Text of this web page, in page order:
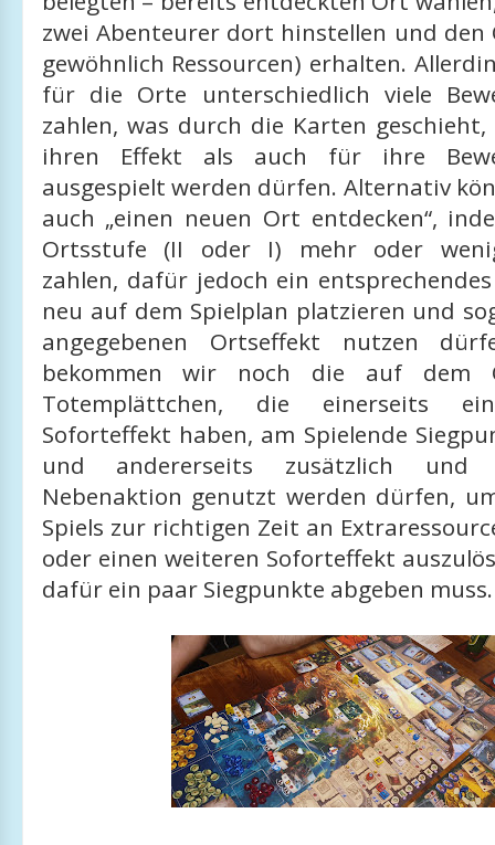
zwei Abenteurer dort hinstellen und
gewöhnlich Ressourcen) erhalten.
für die Orte unterschiedlich viele
zahlen, was durch die Karten
ihren Effekt als auch für ihre
ausgespielt werden dürfen. Alternativ
auch „einen neuen Ort entdecken“,
Ortsstufe (II oder I) mehr oder
zahlen, dafür jedoch ein
neu auf dem Spielplan platzieren und
angegebenen Ortseffekt nutzen
bekommen wir noch die auf dem
Totemplättchen, die einerseits
Soforteffekt haben, am Spielende
und andererseits zusätzlich und
Nebenaktion genutzt werden dürfen,
Spiels zur richtigen Zeit an
oder einen weiteren Soforteffekt
dafür ein paar Siegpunkte abgeben muss.